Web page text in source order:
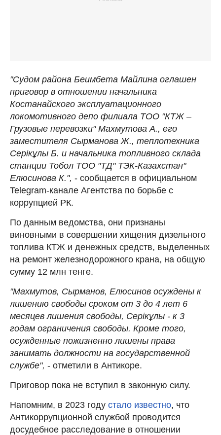
"Судом района Беимбета Майлина оглашен
приговор в отношении начальника
Костанайского эксплуатационного
локомотивного депо филиала ТОО "КТЖ –
Грузовые перевозки" Махмутова А., его
заместителя Сырманова Ж., теплотехника
Серікұлы Б. и начальника топливного склада
станции Тобол ТОО "ТД" ТЭК-Казахстан"
Елюсинова К.", - сообщается в официальном
Telegram-канале Агентства по борьбе с
коррупцией РК.
По данным ведомства, они признаны
виновными в совершении хищения дизельного
топлива КТЖ и денежных средств, выделенных
на ремонт железнодорожного крана, на общую
сумму 12 млн тенге.
"Махмутов, Сырманов, Елюсинов осуждены к
лишению свободы сроком от 3 до 4 лет 6
месяцев лишения свободы, Серікұлы - к 3
годам ограничения свободы. Кроме того,
осужденные пожизненно лишены права
занимать должности на государственной
службе", - отметили в Антикоре.
Приговор пока не вступил в законную силу.
Напомним, в 2023 году стало известно, что
Антикоррупционной службой проводится
досудебное расследование в отношении